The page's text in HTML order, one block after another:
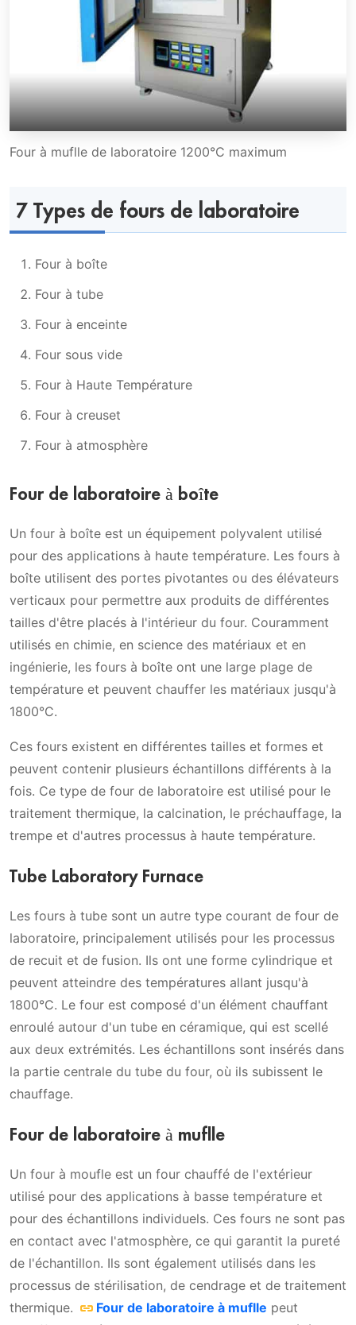
Four à muflle de laboratoire 1200°C maximum
7 Types de fours de laboratoire
Four à boîte
Four à tube
Four à enceinte
Four sous vide
Four à Haute Température
Four à creuset
Four à atmosphère
Four de laboratoire à boîte
Un four à boîte est un équipement polyvalent utilisé
pour des applications à haute température. Les fours à
boîte utilisent des portes pivotantes ou des élévateurs
verticaux pour permettre aux produits de différentes
tailles d'être placés à l'intérieur du four. Couramment
utilisés en chimie, en science des matériaux et en
ingénierie, les fours à boîte ont une large plage de
température et peuvent chauffer les matériaux jusqu'à
1800°C.
Ces fours existent en différentes tailles et formes et
peuvent contenir plusieurs échantillons différents à la
fois. Ce type de four de laboratoire est utilisé pour le
traitement thermique, la calcination, le préchauffage, la
trempe et d'autres processus à haute température.
Tube Laboratory Furnace
Les fours à tube sont un autre type courant de four de
laboratoire, principalement utilisés pour les processus
de recuit et de fusion. Ils ont une forme cylindrique et
peuvent atteindre des températures allant jusqu'à
1800°C. Le four est composé d'un élément chauffant
enroulé autour d'un tube en céramique, qui est scellé
aux deux extrémités. Les échantillons sont insérés dans
la partie centrale du tube du four, où ils subissent le
chauffage.
Four de laboratoire à muflle
Un four à moufle est un four chauffé de l'extérieur
utilisé pour des applications à basse température et
pour des échantillons individuels. Ces fours ne sont pas
en contact avec l'atmosphère, ce qui garantit la pureté
de l'échantillon. Ils sont également utilisés dans les
processus de stérilisation, de cendrage et de traitement
thermique.
Four de laboratoire à muflle peut